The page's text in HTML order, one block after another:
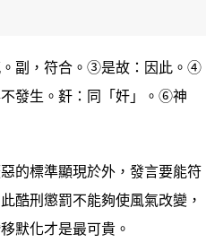
副，符合。③是故：因此。④
發生。姧：同「奸」。⑥神
的標準顯現於外，發言要能符
酷刑懲罰不能夠使風氣改變，
默化才是最可貴。